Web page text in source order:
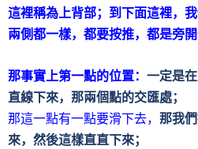
這裡稱為上背部；到下面這裡，我
兩側都一樣，都要按推，都是旁開
那事實上第一點的位置： 一定是
直線下來，那兩個點的交匯處；
那這一點有一點要滑下去， 那我
來，然後這樣直直下來；